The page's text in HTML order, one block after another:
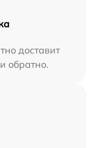
доставит
обратно.